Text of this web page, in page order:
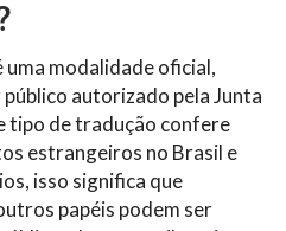
modalidade oficial,
autorizado pela Junta
tipo de tradução confere
estrangeiros no Brasil e
isso significa que
papéis podem ser